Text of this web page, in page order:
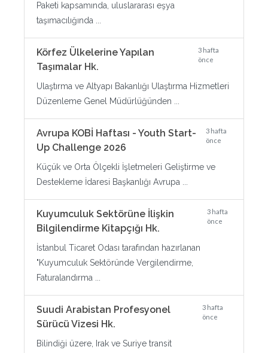
Paketi kapsamında, uluslararası eşya
taşımacılığında ...
Körfez Ülkelerine Yapılan
Taşımalar Hk.
3 hafta
önce
Ulaştırma ve Altyapı Bakanlığı Ulaştırma Hizmetleri
Düzenleme Genel Müdürlüğünden ...
Avrupa KOBİ Haftası - Youth Start-
Up Challenge 2026
3 hafta
önce
Küçük ve Orta Ölçekli İşletmeleri Geliştirme ve
Destekleme İdaresi Başkanlığı Avrupa ...
Kuyumculuk Sektörüne İlişkin
Bilgilendirme Kitapçığı Hk.
3 hafta
önce
İstanbul Ticaret Odası tarafından hazırlanan
"Kuyumculuk Sektöründe Vergilendirme,
Faturalandırma ...
Suudi Arabistan Profesyonel
Sürücü Vizesi Hk.
3 hafta
önce
Bilindiği üzere, Irak ve Suriye transit